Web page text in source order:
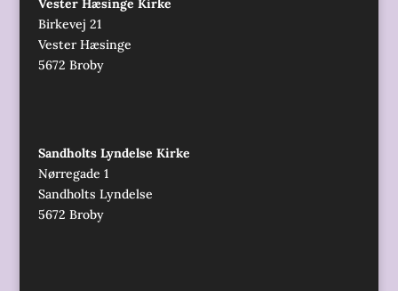
Vester Hæsinge Kirke
Birkevej 21
Vester Hæsinge
5672 Broby
Sandholts Lyndelse Kirke
Nørregade 1
Sandholts Lyndelse
5672 Broby